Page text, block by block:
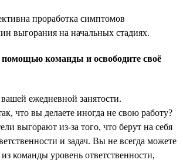
проработка симптомов
выгорания на начальных стадиях.
помощью команды и освободите своё
ежедневной занятости.
что вы делаете иногда не свою работу?
выгорают из-за того, что берут на себя
и задач. Вы не всегда можете
команды уровень ответственности,